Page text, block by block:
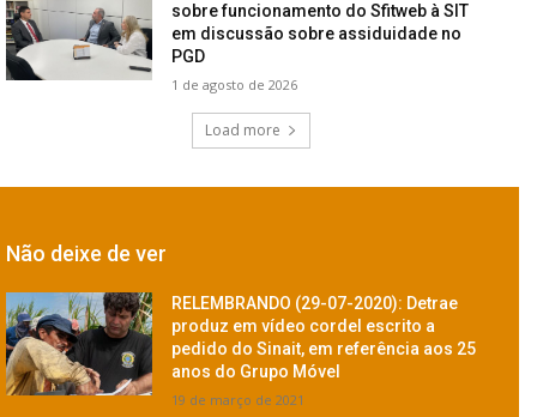
sobre funcionamento do Sfitweb à SIT
em discussão sobre assiduidade no
PGD
1 de agosto de 2026
Load more
Não deixe de ver
RELEMBRANDO (29-07-2020): Detrae
produz em vídeo cordel escrito a
pedido do Sinait, em referência aos 25
anos do Grupo Móvel
19 de março de 2021